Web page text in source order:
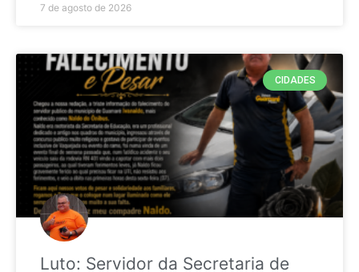
7 de agosto de 2026
CIDADES
Luto: Servidor da Secretaria de